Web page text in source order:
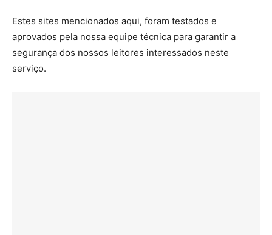
Estes sites mencionados aqui, foram testados e
aprovados pela nossa equipe técnica para garantir a
segurança dos nossos leitores interessados neste
serviço.